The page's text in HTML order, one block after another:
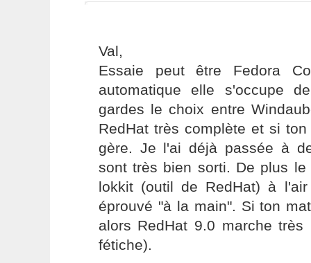
Val,
Essaie peut être Fedora
automatique elle s'occupe
gardes le choix entre
RedHat très complète et si
gère. Je l'ai déjà passée à
sont très bien sorti. De plus
lokkit (outil de RedHat) à
éprouvé "à la main". Si ton
alors RedHat 9.0 marche
fétiche).